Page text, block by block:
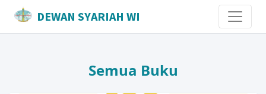
DEWAN SYARIAH WI
Semua Buku